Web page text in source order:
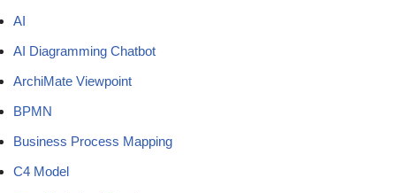
AI
AI Diagramming Chatbot
ArchiMate Viewpoint
BPMN
Business Process Mapping
C4 Model